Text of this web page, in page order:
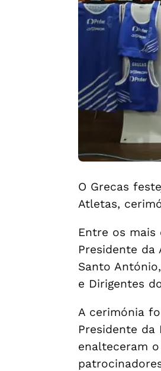
O Grecas
Atletas,
Entre os mais
Presidente da
Santo
e Dirigentes
A cerimónia
Presidente da
enalteceram